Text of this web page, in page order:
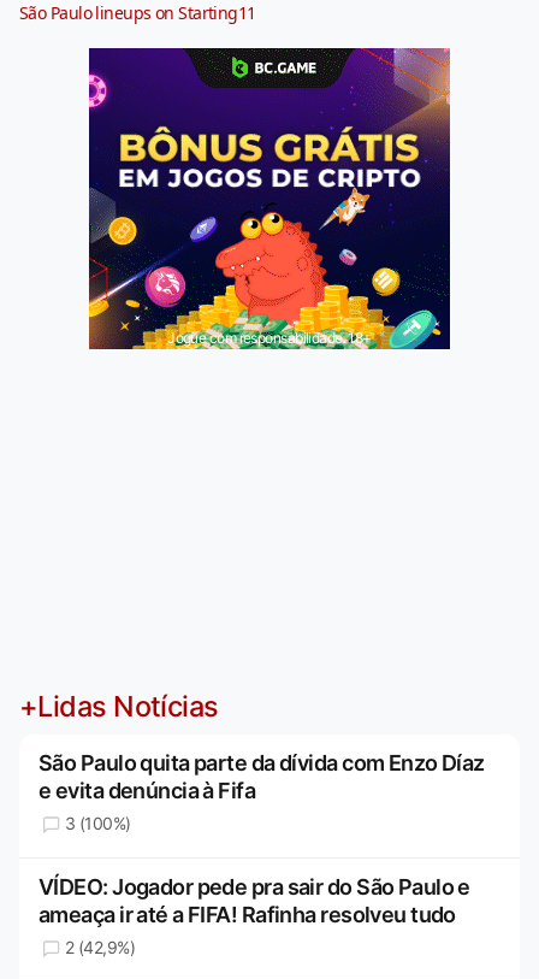
São Paulo lineups on Starting11
Jogue com responsabilidade. 18+
+Lidas Notícias
São Paulo quita parte da dívida com Enzo Díaz
e evita denúncia à Fifa
3 (100%)
VÍDEO: Jogador pede pra sair do São Paulo e
ameaça ir até a FIFA! Rafinha resolveu tudo
2 (42,9%)